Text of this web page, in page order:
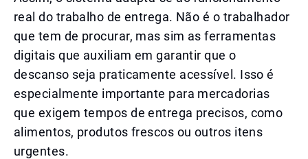
real do trabalho de entrega. Não é o trabalhador
que tem de procurar, mas sim as ferramentas
digitais que auxiliam em garantir que o
descanso seja praticamente acessível. Isso é
especialmente importante para mercadorias
que exigem tempos de entrega precisos, como
alimentos, produtos frescos ou outros itens
urgentes.